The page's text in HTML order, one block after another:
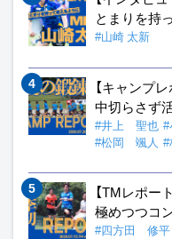
とまりを持
#山崎 太新
【キャンプ
中切らさず
#井上 聖也
#松岡 颯人
【TMレポー
極めつつコ
#四方田 修平